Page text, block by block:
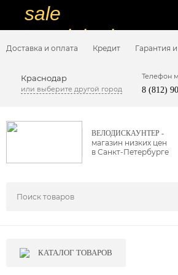
sale
special price
ну очень
вот дешево
sale
надо брать
Доставка и оплата Кредит Гарантия
Краснодар
или выберите другой город
Телефон
8 (812)
ВЕЛОДИСКАУНТЕР -
магазин низких цен
в Санкт-Петербурге
КАТАЛОГ ТОВАРОВ